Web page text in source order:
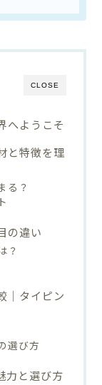
CLOSE
へようこそ
と特徴を理
る？
の違い
？
｜タイピン
選び方
力と選び方